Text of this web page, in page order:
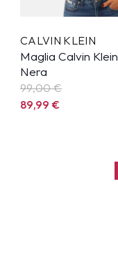
CALVIN KLEIN
Maglia Calvin Klein
Nera
99,00 €
89,99€